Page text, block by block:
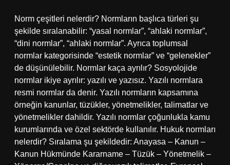
Norm çeşitleri nelerdir? Normların başlıca türleri şu
şekilde sıralanabilir: “yasal normlar”, “ahlaki normlar”,
“dini normlar”, “ahlaki normlar”. Ayrıca toplumsal
normlar kategorisinde “estetik normlar” ve “gelenekler”
de düşünülebilir. Normlar kaça ayrılır? Sosyolojide
normlar ikiye ayrılır: yazılı ve yazısız. Yazılı normlara
resmi normlar da denir. Yazılı normların kapsamına
örneğin kanunlar, tüzükler, yönetmelikler, talimatlar ve
yönetmelikler dahildir. Yazılı normlar çoğunlukla kamu
kurumlarında ve özel sektörde kullanılır. Hukuk normları
nelerdir? Sıralama şu şekildedir: Anayasa – Kanun –
Kanun Hükmünde Kararname – Tüzük – Yönetmelik –